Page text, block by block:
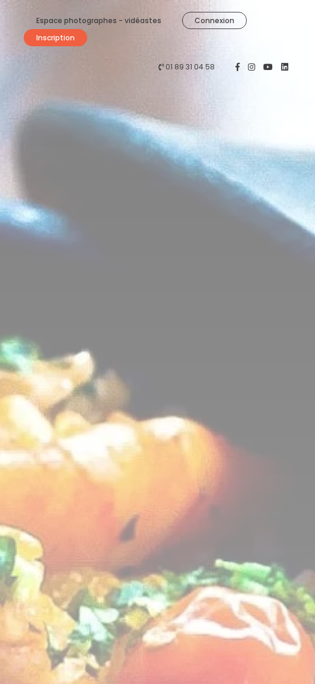
Espace photographes - vidéastes
Connexion
Inscription
01 89 31 04 58